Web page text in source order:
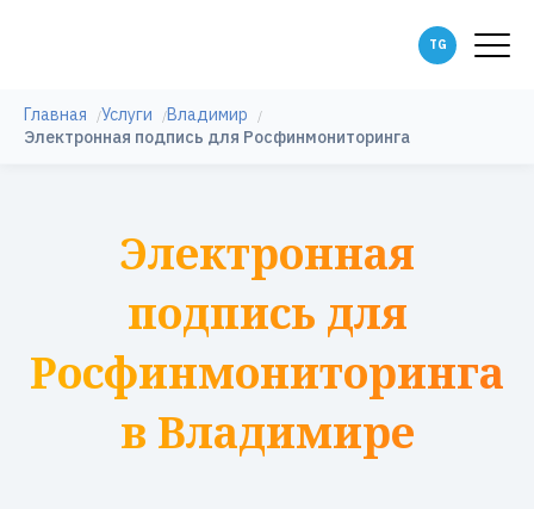
Главная Услуги
Владимир
Электронная подпись для Росфинмониторинга
Электронная
подпись для
Росфинмониторинга
в Владимире